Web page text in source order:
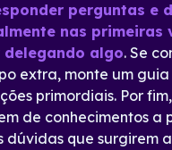
perguntas e
nas primeiras
delegando algo. Se
extra, monte um guia
primordiais. Por
de conhecimentos a
dúvidas que surgirem